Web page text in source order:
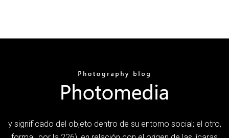
y significado del objeto dentro de su entorno social; el otro,